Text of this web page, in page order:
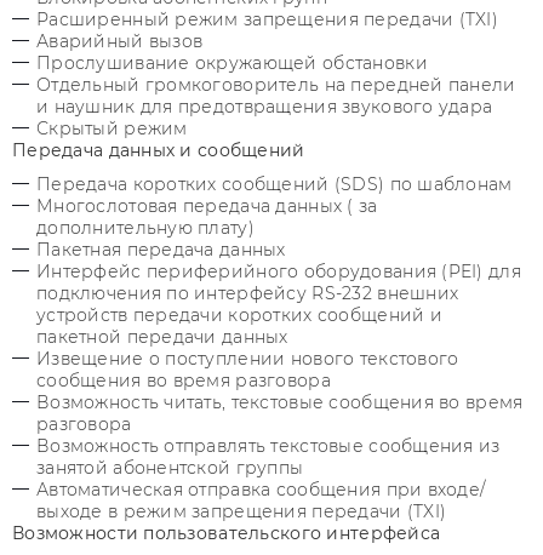
Расширенный режим запрещения передачи (TXI)
Аварийный вызов
Прослушивание окружающей обстановки
Отдельный громкоговоритель на передней панели
и наушник для предотвращения звукового удара
Скрытый режим
Передача данных и сообщений
Передача коротких сообщений (SDS) по шаблонам
Многослотовая передача данных ( за
дополнительную плату)
Пакетная передача данных
Интерфейс периферийного оборудования (PEI) для
подключения по интерфейсу RS-232 внешних
устройств передачи коротких сообщений и
пакетной передачи данных
Извещение о поступлении нового текстового
сообщения во время разговора
Возможность читать, текстовые сообщения во время
разговора
Возможность отправлять текстовые сообщения из
занятой абонентской группы
Автоматическая отправка сообщения при входе/
выходе в режим запрещения передачи (TXI)
Возможности пользовательского интерфейса